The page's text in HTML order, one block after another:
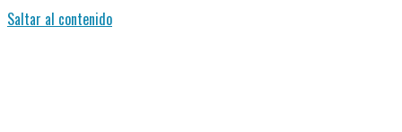
Saltar al contenido